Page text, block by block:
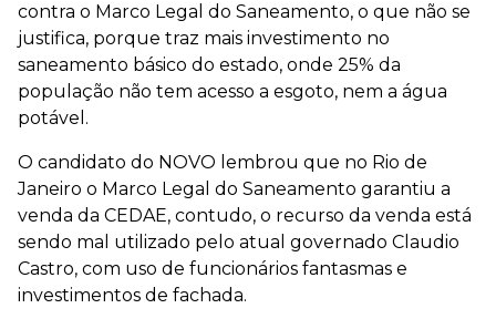
contra o Marco Legal do Saneamento, o que não se
justifica, porque traz mais investimento no
saneamento básico do estado, onde 25% da
população não tem acesso a esgoto, nem a água
potável.
O candidato do NOVO lembrou que no Rio de
Janeiro o Marco Legal do Saneamento garantiu a
venda da CEDAE, contudo, o recurso da venda está
sendo mal utilizado pelo atual governado Claudio
Castro, com uso de funcionários fantasmas e
investimentos de fachada.